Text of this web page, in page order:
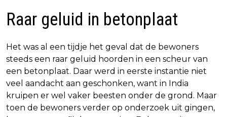
Raar geluid in betonplaat
Het was al een tijdje het geval dat de bewoners
steeds een raar geluid hoorden in een scheur van
een betonplaat. Daar werd in eerste instantie niet
veel aandacht aan geschonken, want in India
kruipen er wel vaker beesten onder de grond. Maar
toen de bewoners verder op onderzoek uit gingen,